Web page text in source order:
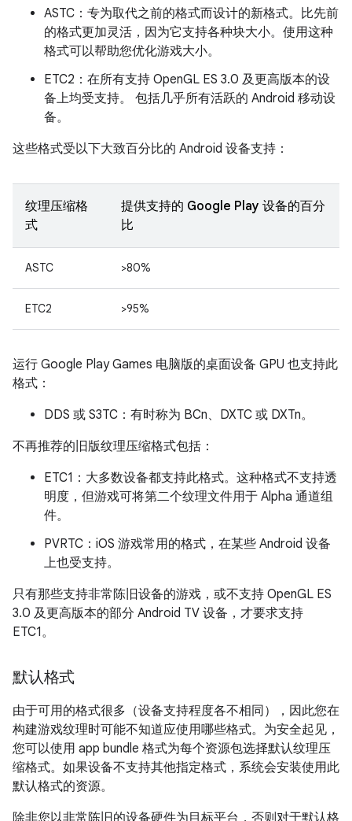
ASTC：专为取代之前的格式而设计的新格式。比先前
的格式更加灵活，因为它支持各种块大小。使用这种
格式可以帮助您优化游戏大小。
ETC2：在所有支持 OpenGL ES 3.0 及更高版本的设
备上均受支持。 包括几乎所有活跃的 Android 移动设
备。
这些格式受以下大致百分比的 Android 设备支持：
纹理压缩格
式
提供支持的 Google Play 设备的百分
比
ASTC >80%
ETC2 >95%
运行 Google Play Games 电脑版的桌面设备 GPU 也支持此
格式：
DDS 或 S3TC：有时称为 BCn、DXTC 或 DXTn。
不再推荐的旧版纹理压缩格式包括：
ETC1：大多数设备都支持此格式。这种格式不支持透
明度，但游戏可将第二个纹理文件用于 Alpha 通道组
件。
PVRTC：iOS 游戏常用的格式，在某些 Android 设备
上也受支持。
只有那些支持非常陈旧设备的游戏，或不支持 OpenGL ES
3.0 及更高版本的部分 Android TV 设备，才要求支持
ETC1。
默认格式
由于可用的格式很多（设备支持程度各不相同），因此您在
构建游戏纹理时可能不知道应使用哪些格式。为安全起见，
您可以使用 app bundle 格式为每个资源包选择默认纹理压
缩格式。如果设备不支持其他指定格式，系统会安装使用此
默认格式的资源。
除非您以非常陈旧的设备硬件为目标平台，否则对于默认格